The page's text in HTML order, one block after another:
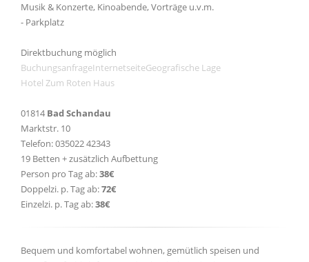
Musik & Konzerte, Kinoabende, Vorträge u.v.m.
- Parkplatz
Direktbuchung möglich
BuchungsanfrageInternetseiteGeografische Lage
Hotel Zum Roten Haus
01814 Bad Schandau
Marktstr. 10
Telefon: 035022 42343
19 Betten + zusätzlich Aufbettung
Person pro Tag ab:38€
Doppelzi. p. Tag ab:72€
Einzelzi. p. Tag ab:38€
Bequem und komfortabel wohnen, gemütlich speisen und